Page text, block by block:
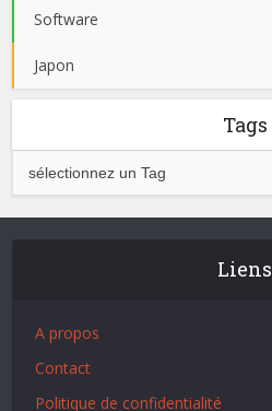
Software
Japon
Tags
Liens
A propos
Contact
Politique de confidentialité